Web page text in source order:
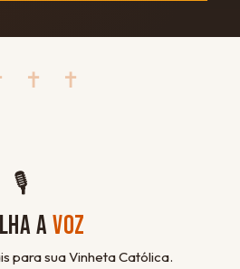
✝ ✝
🎙
AVOZ
para sua Vinheta Católica.